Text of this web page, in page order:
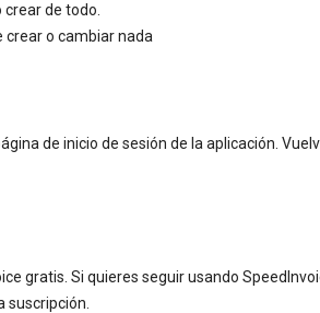
de todo.
crear o cambiar nada
de inicio de sesión de la aplicación.
gratis. Si quieres seguir usando
suscripción.